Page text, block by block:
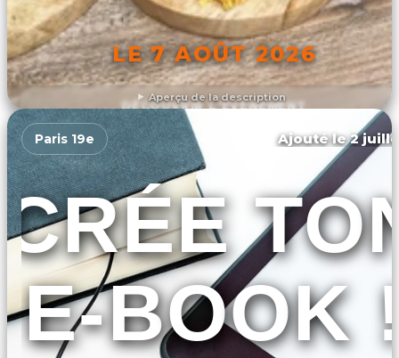
Aperçu de la description
LE 7 AOÛT 2026
DÉCOUVRIR L'ÉVÉNEMENT
Paris 19e Ajouté le 2
CRÉE
E-BOOK